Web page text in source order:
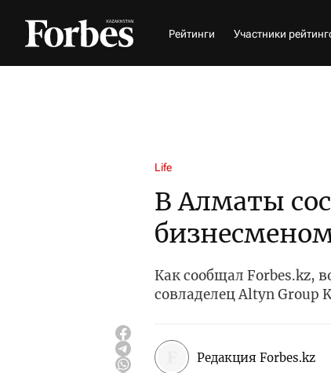
Рейтинги Участники
Life
В Алматы
Как сообщал Forbes.kz,
совладелец Altyn Group
Редакция Forbes.kz